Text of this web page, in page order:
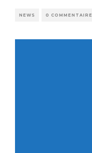
NEWS 0 COMMENTAIRE